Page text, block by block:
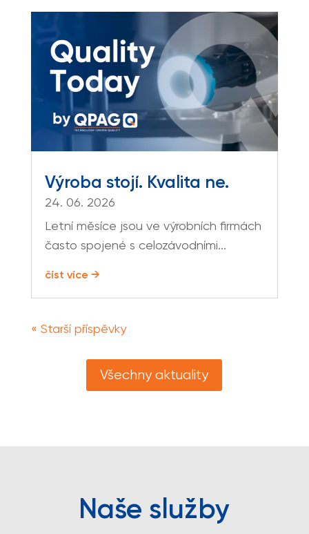
Výroba stojí. Kvalita ne.
24. 06. 2026
Letní měsíce jsou ve výrobních firmách
často spojené s celozávodními...
číst více
« Starší příspěvky
Všechny aktuality
Naše služby